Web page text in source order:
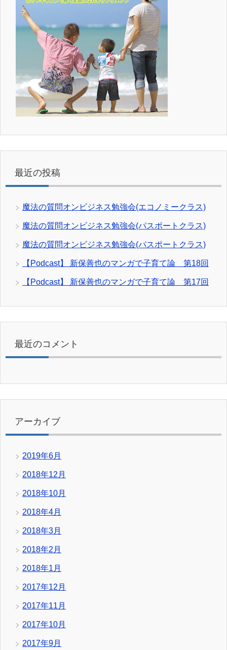
最近の投稿
魔法の質問オンビジネス勉強会(エコノミークラス)
魔法の質問オンビジネス勉強会(パスポートクラス)
魔法の質問オンビジネス勉強会(パスポートクラス)
【Podcast】 新保善也のマンガで子育て論 第18回
【Podcast】 新保善也のマンガで子育て論 第17回
最近のコメント
アーカイブ
2019年6月
2018年12月
2018年10月
2018年4月
2018年3月
2018年2月
2018年1月
2017年12月
2017年11月
2017年10月
2017年9月